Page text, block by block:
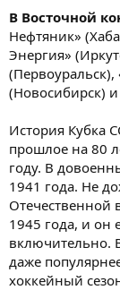
В Восточной
Нефтяник»
Энергия»
(Первоуральск),
(Новосибирск)
История Кубка
прошлое на 80
году. В
1941 года. Не
Отечественной
1945 года, и он
включительно.
даже
хоккейный